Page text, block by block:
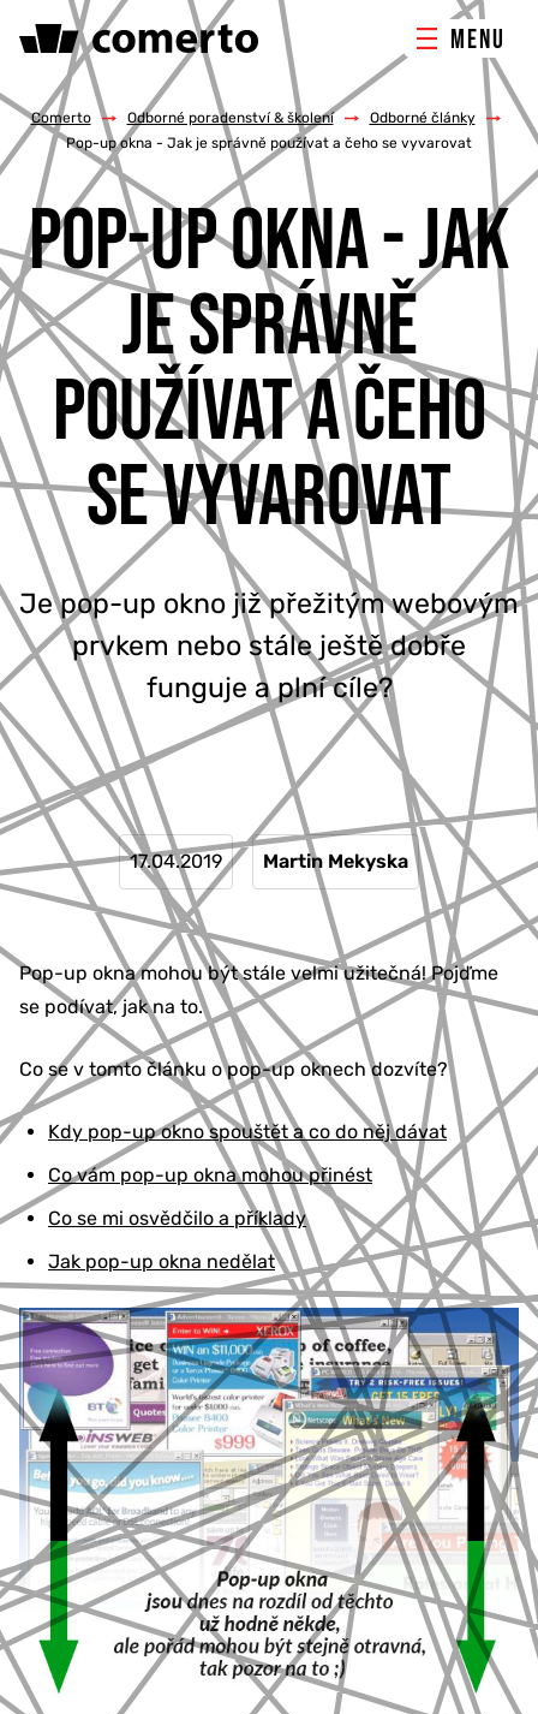
MENU
ONLINE MARKETING
TVORBA WEBU
PORADENSTVÍ & ŠKOLENÍ
REFERENCE
O NÁS
KONTAKTY
777 353 464
Comerto / Odborné poradenství & školení / Odborné články
/
Pop-up okna - Jak je správně používat a čeho se vyvarovat
POP-UP OKNA - JAK
JE SPRÁVNĚ
POUŽÍVAT A ČEHO
SE VYVAROVAT
Je pop-up okno již přežitým webovým
prvkem nebo stále ještě dobře
funguje a plní cíle?
17.04.2019 Martin Mekyska
Pop-up okna mohou být stále velmi užitečná! Pojďme
se podívat, jak na to.
Co se v tomto článku o pop-up oknech dozvíte?
Kdy pop-up okno spouštět a co do něj dávat
Co vám pop-up okna mohou přinést
Co se mi osvědčilo a příklady
Jak pop-up okna nedělat